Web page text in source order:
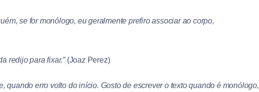
se for monólogo, eu geralmente prefiro associar ao corpo,
redijo para fixar.”(Joaz Perez)
quando erro volto do início. Gosto de escrever o texto quando é monólogo,